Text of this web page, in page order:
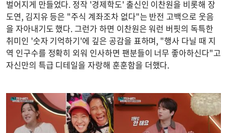
벌어지게 만들었다. 정작 '경제학도' 출신인 이찬원을 비롯해 장
도연, 김지유 등은 "주식 계좌조차 없다"는 반전 고백으로 웃음
을 자아내기도 했다. 그런가 하면 이찬원은 워런 버핏의 독특한
취미인 '숫자 기억하기'에 깊은 공감을 표하며, "행사 다닐 때 지
역 인구수를 정확히 외워 인사하면 팬분들이 너무 좋아하신다"고
자신만의 특급 디테일을 자랑해 훈훈함을 더했다.